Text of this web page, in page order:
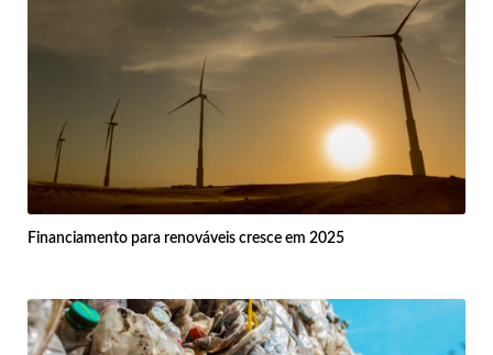
Financiamento para renováveis cresce em 2025